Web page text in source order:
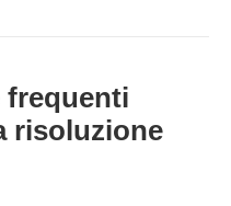
frequenti
risoluzione